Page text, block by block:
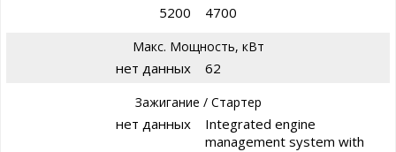
5200 4700
Макс. Мощность, кВт
нет данных 62
Зажигание / Стартер
нет данных
Integrated engine
management system with